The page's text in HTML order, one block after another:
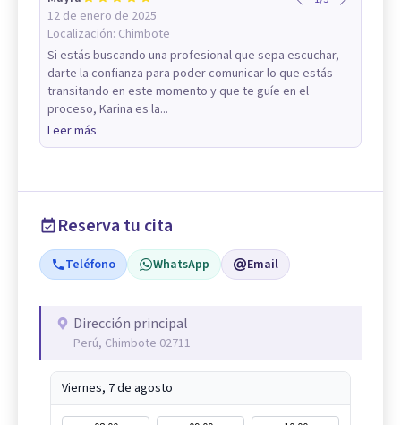
12 de enero de 2025
Localización: Chimbote
Si estás buscando una profesional que sepa escuchar,
darte la confianza para poder comunicar lo que estás
transitando en este momento y que te guíe en el
proceso, Karina es la...
Leer más
Reserva tu cita
Teléfono WhatsApp Email
Dirección principal
Perú, Chimbote 02711
Viernes, 7 de agosto